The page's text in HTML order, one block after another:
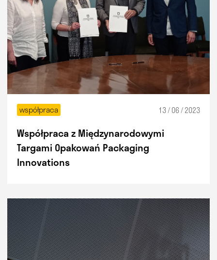
współpraca 13 / 06 / 2023
Współpraca z Międzynarodowymi
Targami Opakowań Packaging
Innovations